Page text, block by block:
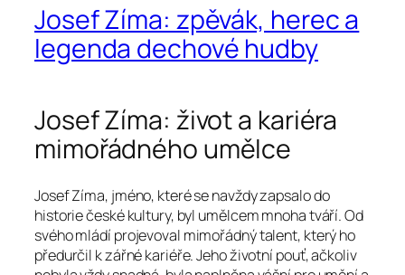
Josef Zíma: zpěvák, herec a
legenda dechové hudby
Josef Zíma: život a kariéra
mimořádného umělce
Josef Zíma, jméno, které se navždy zapsalo do
historie české kultury, byl umělcem mnoha tváří. Od
svého mládí projevoval mimořádný talent, který ho
předurčil k zářné kariéře. Jeho životní pouť, ačkoliv